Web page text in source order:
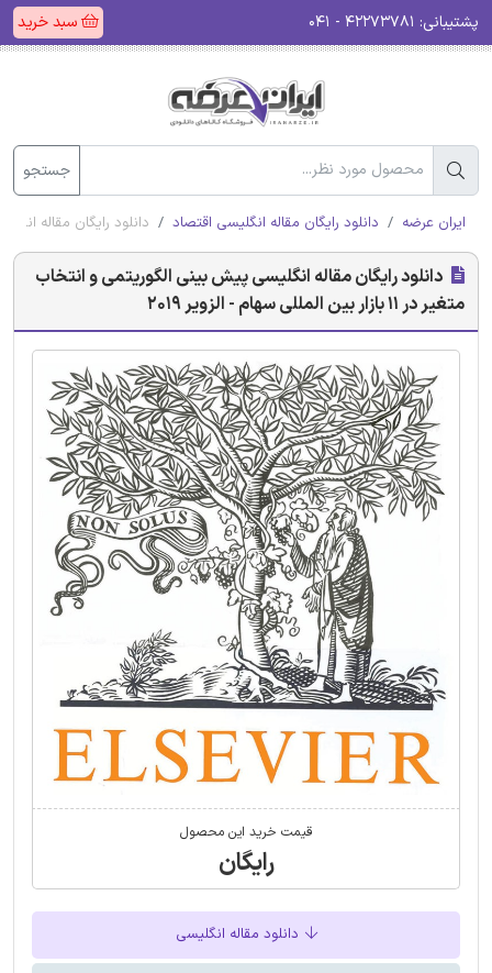
پشتیبانی: سبد خرید
جستجو
ایران عرضه دانلود رایگان مقاله انگلیسی اقتصاد دانلود رایگان مقاله انگلیسی پیش
دانلود رایگان مقاله انگلیسی پیش بینی الگوریتمی و انتخاب
متغیر در 11 بازار بین المللی سهام - الزویر 2019
قیمت خرید این محصول
رایگان
دانلود مقاله انگلیسی